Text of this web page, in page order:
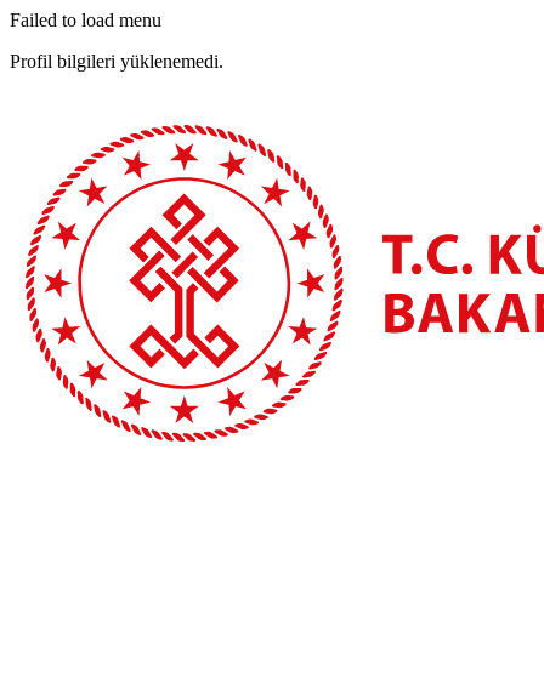
Failed to load menu
Profil bilgileri yüklenemedi.